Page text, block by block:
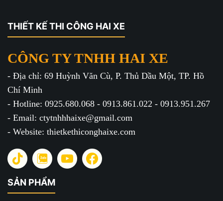
THIẾT KẾ THI CÔNG HAI XE
CÔNG TY TNHH HAI XE
- Địa chỉ: 69 Huỳnh Văn Cù, P. Thủ Dầu Một, TP. Hồ
Chí Minh
- Hotline: 0925.680.068 - 0913.861.022 - 0913.951.267
- Email: ctytnhhhaixe@gmail.com
- Website: thietkethiconghaixe.com
SẢN PHẨM